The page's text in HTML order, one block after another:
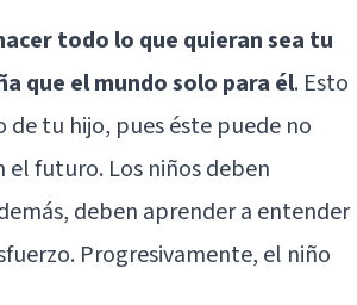
todo lo que quieran sea tu
que el mundo solo para él. Esto
tu hijo, pues éste puede no
el futuro. Los niños deben
deben aprender a entender
Progresivamente, el niño